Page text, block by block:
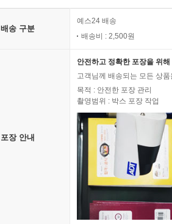
배송 구분
예스24 배송
배송비 : 2,500원
포장 안내
안전하고 정확한 포장을 위
고객님께 배송되는 모든 상
목적 : 안전한 포장 관리
촬영범위 : 박스 포장 작업